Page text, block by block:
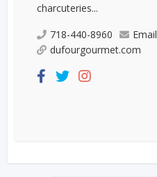
charcuteries...
718-440-8960
Email
dufourgourmet.com